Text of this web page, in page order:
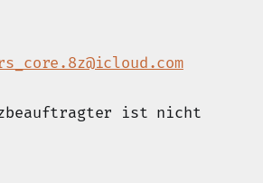
ist nicht